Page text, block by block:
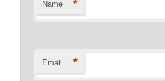
Name
Email *